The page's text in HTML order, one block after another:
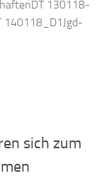
130118-
140118_D1Jgd-
sich zum